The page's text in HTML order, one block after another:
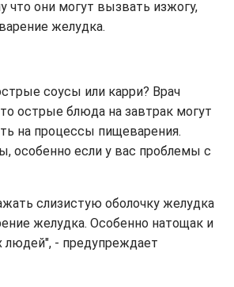
что они могут вызвать изжогу,
желудка.
соусы или карри? Врач
острые блюда на завтрак могут
на процессы пищеварения.
особенно если у вас проблемы с
слизистую оболочку желудка
желудка. Особенно натощак и
людей", - предупреждает